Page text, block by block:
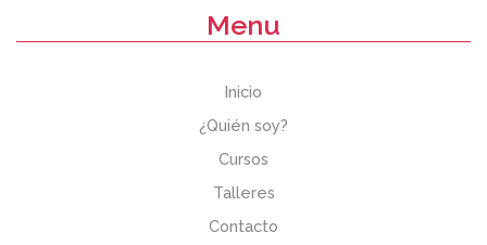
Menu
Inicio
¿Quién soy?
Cursos
Talleres
Contacto